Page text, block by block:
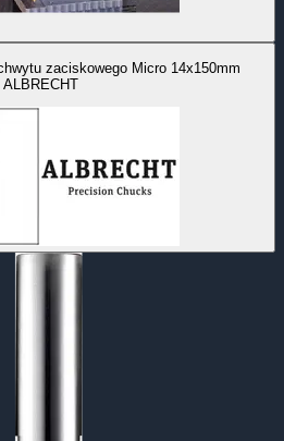
zaciskowego Micro 14x150mm
ALBRECHT